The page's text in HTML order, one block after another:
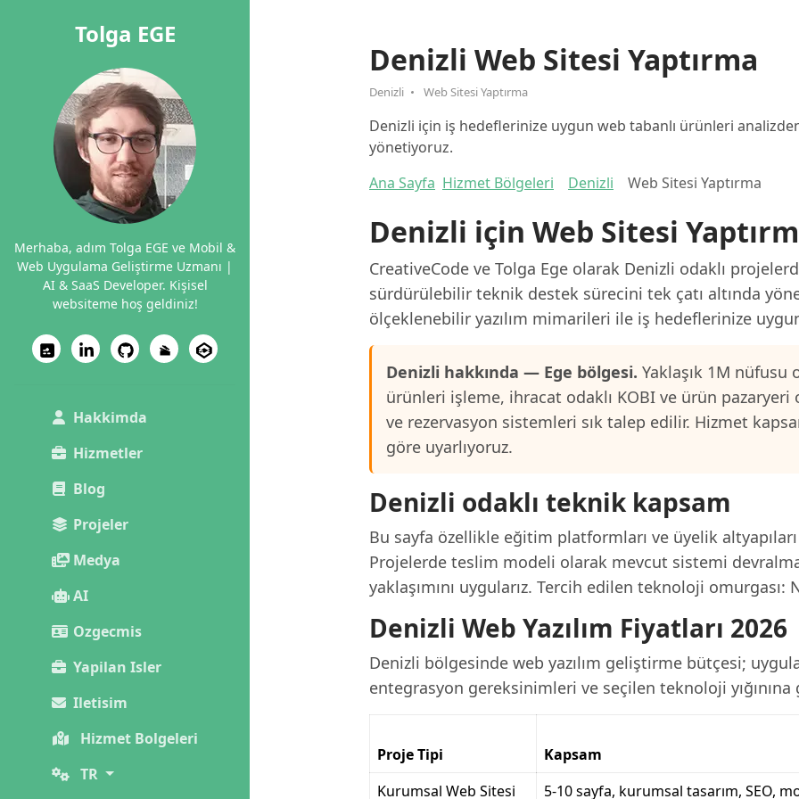
Tolga EGE
Merhaba, adım Tolga EGE ve Mobil &
Web Uygulama Geliştirme Uzmanı |
AI & SaaS Developer. Kişisel
websiteme hoş geldiniz!
Hakkimda
Hizmetler
Blog
Projeler
Medya
AI
Ozgecmis
Yapilan Isler
Iletisim
Hizmet Bolgeleri
TR
Denizli Web Sitesi Yaptırma
Denizli Web Sitesi Yaptırma
Denizli için iş hedeflerinize uygun web tabanlı ürünleri
yönetiyoruz.
Ana Sayfa Hizmet Bölgeleri Denizli Web Sitesi Yaptırma
Denizli için Web Sitesi
CreativeCode ve Tolga Ege olarak Denizli odaklı
sürdürülebilir teknik destek sürecini tek çatı altında
ölçeklenebilir yazılım mimarileri ile iş hedeflerinize
Denizli hakkında — Ege bölgesi. Yaklaşık 1M nüfusu
ürünleri işleme, ihracat odaklı KOBI ve ürün pazaryeri
ve rezervasyon sistemleri sık talep edilir. Hizmet
göre uyarlıyoruz.
Denizli odaklı teknik kapsam
Bu sayfa özellikle eğitim platformları ve üyelik
Projelerde teslim modeli olarak mevcut sistemi
yaklaşımını uygularız. Tercih edilen teknoloji omurgası:
Denizli Web Yazılım Fiyatları 2026
Denizli bölgesinde web yazılım geliştirme bütçesi;
entegrasyon gereksinimleri ve seçilen teknoloji
Proje Tipi
Kapsam
Kurumsal Web Sitesi
5-10 sayfa, kurumsal tasarım, SEO,